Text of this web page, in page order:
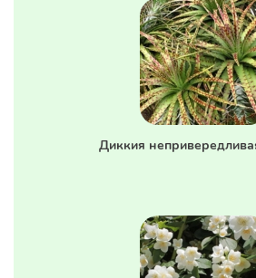
Диккия